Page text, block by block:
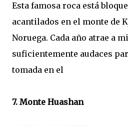
Esta famosa roca está
acantilados en el monte de
Noruega. Cada año atrae a
suficientemente audaces
tomada en el
7. Monte Huashan